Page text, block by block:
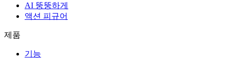
AI 뚱뚱하게
액션 피규어
제품
기능